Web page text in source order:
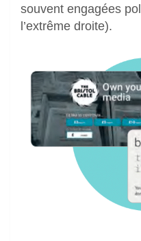
souvent engagées
l’extrême droite).